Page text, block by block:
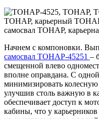
Начнем с компоновки.
самосвал ТОНАР-45251 –
смещенной влево
вполне оправдана. С
минимизировать
улучшив столь важную в
обеспечивает доступ к
кабины, что у карьерников